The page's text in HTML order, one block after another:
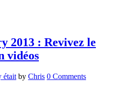
2013 : Revivez le
vidéos
était by Chris 0 Comments